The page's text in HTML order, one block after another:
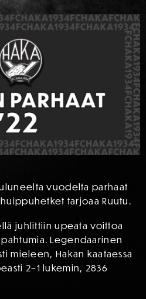
vuodelta parhaat
tarjoaa Ruutu.
juhlittiin upeata voittoa
Legendaarinen
mieleen, Hakan kaataessa
2–1 lukemin, 2836